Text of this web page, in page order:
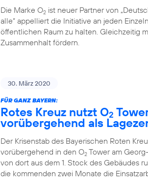
Die Marke O2 ist neuer Partner von
alle“ appelliert die Initiative an jeden
öffentlichen Raum zu halten. Gleichzeitig
Zusammenhalt fördern.
30. März 2020
FÜR GANZ BAYERN:
Rotes Kreuz nutzt O2
vorübergehend als
Der Krisenstab des Bayerischen Roten
vorübergehend in den O2 Tower am
von dort aus dem 1. Stock des Gebäudes
die kommenden zwei Monate die